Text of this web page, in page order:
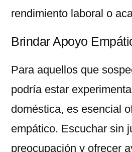
rendimiento laboral o
Brindar Apoyo
Para aquellos que
podría estar
doméstica, es esencial
empático. Escuchar sin
preocupación y ofrecer